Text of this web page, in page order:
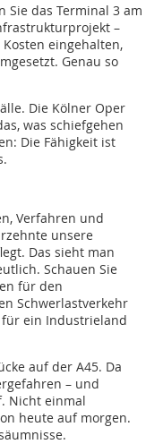
Sie das Terminal 3 am
–
eingehalten,
Genau so
Die Kölner Oper
was schiefgehen
Die Fähigkeit ist
Verfahren und
unsere
Das sieht man
Schauen Sie
für den
Schwerlastverkehr
ein Industrieland
auf der A45. Da
– und
Nicht einmal
heute auf morgen.